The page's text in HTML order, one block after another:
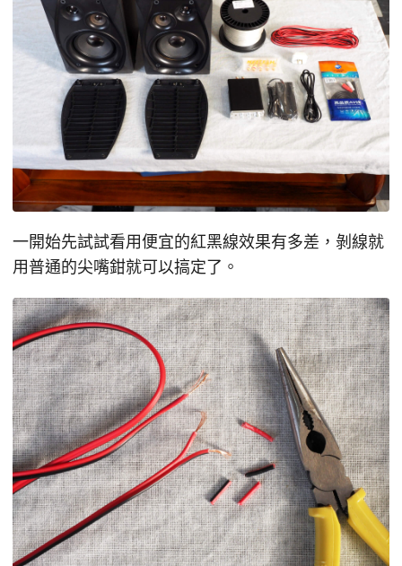
一開始先試試看用便宜的紅黑線效果有多差，剝線就
用普通的尖嘴鉗就可以搞定了。